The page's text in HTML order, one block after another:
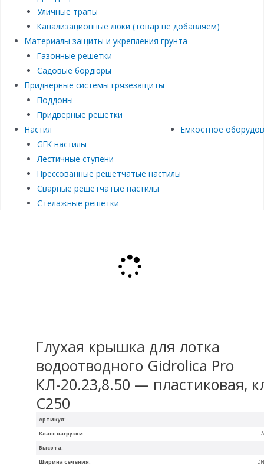
Уличные трапы
Канализационные люки (товар не добавляем)
Материалы защиты и укрепления грунта
Газонные решетки
Садовые бордюры
Придверные системы грязезащиты
Поддоны
Придверные решетки
Настил
GFK настилы
Лестичные ступени
Прессованные решетчатые настилы
Сварные решетчатые настилы
Стелажные решетки
Емкостное
Артикул:
Ширина сечения:
Высота:
Класс нагрузки:
Глухая крышка для лотка
водоотводного Gidrolica Pro
КЛ-20.23,8.50 — пластиковая,
С250